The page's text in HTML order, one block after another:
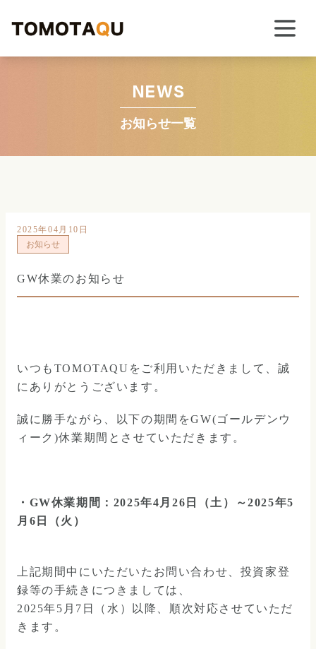
NEWS
お知らせ一覧
2025年04月10日
お知らせ
GW休業のお知らせ
いつもTOMOTAQUをご利用いただきまして、誠
にありがとうございます。
誠に勝手ながら、以下の期間をGW(ゴールデンウ
ィーク)休業期間とさせていただきます。
・GW休業期間：2025年4月26日（土）～2025年5
月6日（火）
上記期間中にいただいたお問い合わせ、投資家登
録等の手続きにつきましては、
2025年5月7日（水）以降、順次対応させていただ
きます。